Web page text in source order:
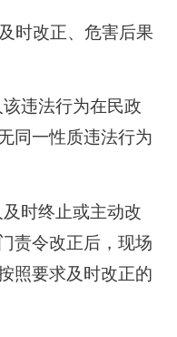
时改正、危害后果
违法行为在民政
同一性质违法行为
时终止或主动改
责令改正后，现场
照要求及时改正的